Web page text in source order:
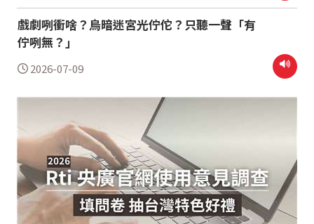
戲劇咧衝啥？烏暗迷宮光佇佗？只聽一聲「有
佇咧無？」
2026-07-09